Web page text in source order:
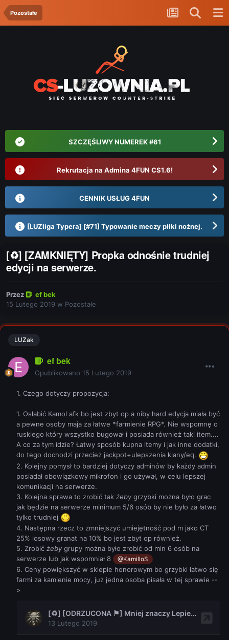
Pozostałe
SZCZĘŚLIWY NUMEREK #61
Rekrutacja na Admina 4FUN CS1.6!
CENNIK USŁUG 4FUN
[LUZliga Typera] [#71] Typowanie meczy piłki nożnej.
[♻] [ZAMKNIĘTY] Propka odnośnie trudniej
edycji na serwerze.
Przez
ef bek
15 Lutego 2019 w Pozostałe
LUZak
ef bek
Opublikowano 15 Lutego 2019
1. Czego dotyczy propozycja:
1. Osłabić Kamol afk bo jest zbyt op a niby hard edycja miała być
a pewne osoby maja za łatwe *farmienie RPG*. Nie wspomnę o
ruskiego który wszystko bugował i posiada również taki item....
A co za tym idzie? Łatwy sposób kupna itemy i jak inne dodatki,
do tego dochodzi przecież jackpot+ulepszenia klany/eq.
2. Kolejny pomysł to bardziej dotyczy adminów by każdy admin
posiadał obowiązkowy mikrofon i go używał, w celu lepszej
komunikacji na serwerze.
3. Kolejna sprawa to zrobić tak żeby grzybki można było grac
jak będzie na serwerze minimum 5/6 osób by nie było za łatwo
tylko trudniej
4. Następna rzecz to zmniejszyć umiejętność pod m jako CT
25% losowy granat na 10% bo jest zbyt op również.
5. Zrobić żeby grupy można było zrobić od min 6 osób na
serwerze lub jak wspomniał 8
@KamilloS
6. Ceny powiększyć w sklepie honorowym bo grzybki łatwo się
farmi za kamienie mocy, już jedna osoba pisała w tej sprawie --
>